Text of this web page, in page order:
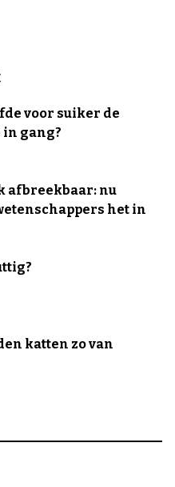
voor suiker de
gang?
afbreekbaar: nu
het in
katten zo van